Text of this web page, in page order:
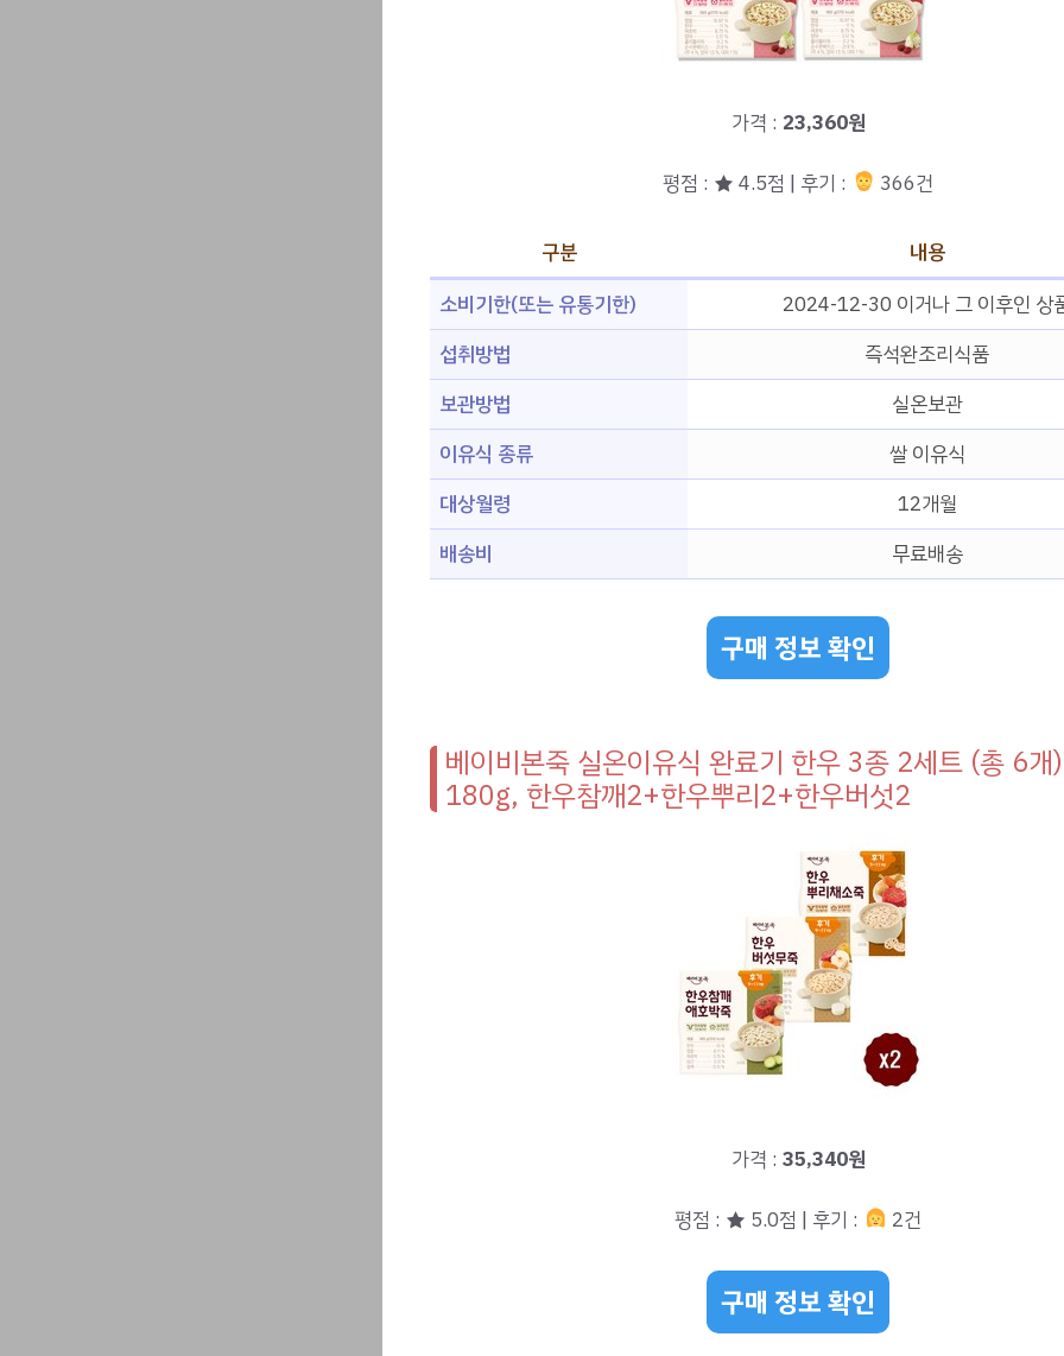
가격 : 23,360원
평점 : ★ 4.5점 | 후기 : 366건
구분
내용
소비기한(또는 유통기한)
2024-12-30 이거나 그 이후인 상
섭취방법
즉석완조리식품
보관방법
실온보관
이유식 종류
쌀 이유식
대상월령
12개월
배송비
무료배송
구매 정보 확인
베이비본죽 실온이유식 완료기 한우 3종 2세트 (총 6
180g, 한우참깨2+한우뿌리2+한우버섯2
가격 : 35,340원
평점 : ★ 5.0점 | 후기 : 2건
구매 정보 확인